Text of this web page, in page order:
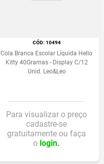
:10494
Cola Branca Escolar Líquida Hello
Kitty 40Gramas - Display C/12
Unid. Leo&Leo
Para visualizar o preço
cadastre-se
gratuitamente ou faça
o login.